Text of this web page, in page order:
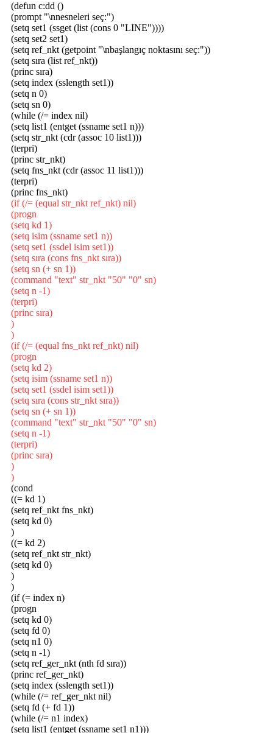
(defun c:dd ()
(prompt "\nnesneleri seç:")
(setq set1 (ssget (list (cons 0 "LINE"))))
(setq set2 set1)
(setq ref_nkt (getpoint "\nbaşlangıç noktasını seç:"))
(setq sıra (list ref_nkt))
(princ sıra)
(setq index (sslength set1))
(setq n 0)
(setq sn 0)
(while (/= index nil)
(setq list1 (entget (ssname set1 n)))
(setq str_nkt (cdr (assoc 10 list1)))
(terpri)
(princ str_nkt)
(setq fns_nkt (cdr (assoc 11 list1)))
(terpri)
(princ fns_nkt)
(if (/= (equal str_nkt ref_nkt) nil)
(progn
(setq kd 1)
(setq isim (ssname set1 n))
(setq set1 (ssdel isim set1))
(setq sıra (cons fns_nkt sıra))
(setq sn (+ sn 1))
(command "text" str_nkt "50" "0" sn)
(setq n -1)
(terpri)
(princ sıra)
)
)
(if (/= (equal fns_nkt ref_nkt) nil)
(progn
(setq kd 2)
(setq isim (ssname set1 n))
(setq set1 (ssdel isim set1))
(setq sıra (cons str_nkt sıra))
(setq sn (+ sn 1))
(command "text" str_nkt "50" "0" sn)
(setq n -1)
(terpri)
(princ sıra)
)
)
(cond
((= kd 1)
(setq ref_nkt fns_nkt)
(setq kd 0)
)
((= kd 2)
(setq ref_nkt str_nkt)
(setq kd 0)
)
)
(if (= index n)
(progn
(setq kd 0)
(setq fd 0)
(setq n1 0)
(setq n -1)
(setq ref_ger_nkt (nth fd sıra))
(princ ref_ger_nkt)
(setq index (sslength set1))
(while (/= ref_ger_nkt nil)
(setq fd (+ fd 1))
(while (/= n1 index)
(setq list1 (entget (ssname set1 n1)))